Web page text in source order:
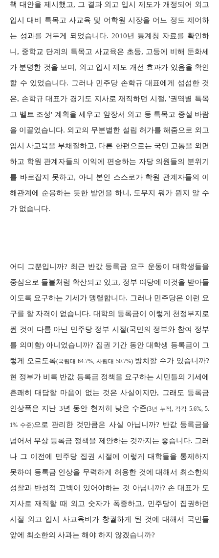
책 대안을 제시했고, 그 결과 외고 입시 제도가 개정되어 외고
입시 대비 특목고 사교육 및 어학원 시장을 어느 정도 제어하
는 성과를 거두게 되었습니다. 2010년 통계청 자료를 확인하
니, 중학교 단계의 특목고 사교육은 초등, 고등에 비해 둔화세
가 분명한 것을 보며, 외고 입시 제도 개선 효과가 있음을 확인
할 수 있었습니다. 그러나 민주당 손학규 대표에게 섭섭한 것
은, 손학규 대표가 경기도 지사로 재직하던 시절, '권역별 특목
고 벨트 조성' 계획을 세우고 앞장서 외고 등 특목고 증설 바람
을 이끌었습니다. 외고의 무분별한 설립 허가를 해줌으로 외고
입시 사교육을 부채질하고, 다른 한편으로는 국민 고통을 외면
하고 학원 관계자들의 이익에 편승하는 자당 의원들의 분위기
를 바로잡지 못하고, 아니 본인 스스로가 학원 관계자들의 이
해관계에 순응하는 듯한 발언을 하니, 도무지 뭐가 뭔지 알 수
가 없습니다.
어디 그뿐입니까? 최근 반값 등록금 요구 운동이 대학생들을
중심으로 들불처럼 확산되고 있고, 정부 여당에 이것을 받아들
이도록 요구하는 기세가 맹렬합니다. 그러나 민주당은 이런 요
구를 할 자격이 없습니다. 대학의 등록금이 이렇게 천정부지로
뛴 것이 다름 아닌 민주당 정부 시절(국민의 정부와 참여 정부
를 의미함) 아니었습니까? 집권 기간 동안 대학생 등록금이 그
렇게 오르도록(국립대 64.7%, 사립대 50.7%) 방치할 수가 있습니까?
현 정부가 비록 반값 등록금 정책을 요구하는 시민들의 기세에
흔쾌히 대답할 마음이 없는 것은 사실이지만, 그래도 등록금
인상폭은 지난 3년 동안 현저히 낮은 수준(3년 누적, 각각 5.6%, 5.
1% 수준)으로 관리한 것만큼은 사실 아닙니까? 반값 등록금을
넘어서 무상 등록금 정책을 제안하는 것까지는 좋습니다. 그러
나 그 이전에 민주당 집권 시절에 이렇게 대학들을 통제하지
못하여 등록금 인상을 무력하게 허용한 것에 대해서 최소한의
성찰과 반성적 고백이 있어야하는 것 아닙니까? 손 대표가 도
지사로 재직할 때 외고 숫자가 폭증하고, 민주당이 집권하던
시절 외고 입시 사교육비가 창궐하게 된 것에 대해서 국민들
앞에 최소한의 사과는 해야 하지 않겠습니까?